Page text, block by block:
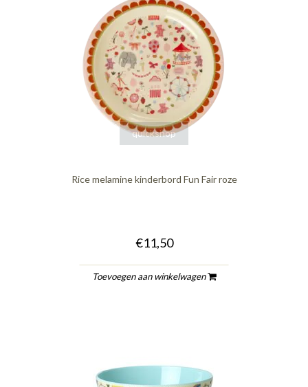
quickshop
Rice melamine kinderbord Fun Fair roze
€11,50
Toevoegen aan winkelwagen